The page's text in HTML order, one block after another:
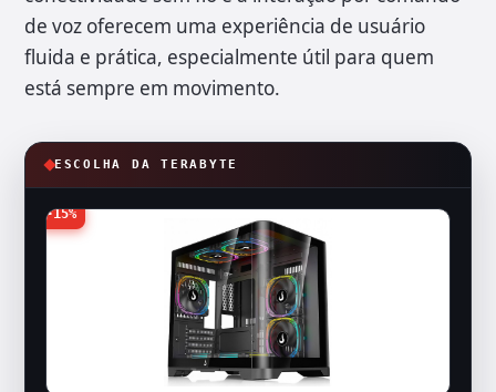
de voz oferecem uma experiência de usuário
fluida e prática, especialmente útil para quem
está sempre em movimento.
ESCOLHA DA TERABYTE
-15%